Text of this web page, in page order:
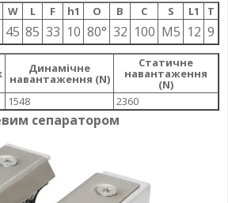
W L F h1 О B C S L1 T
45 85 33 10 80° 32 100 M5 12 9
Динамічне
навантаження (N)
Статичне
навантаження
(N)
1548 2360
сепаратором